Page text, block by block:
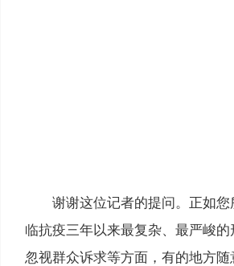
谢谢这位记者的提问。正如
临抗疫三年以来最复杂、最严峻
忽视群众诉求等方面，有的地方